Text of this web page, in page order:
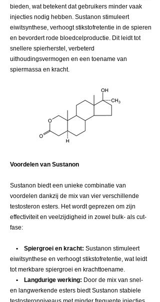
bieden, wat betekent dat gebruikers minder vaak
injecties nodig hebben. Sustanon stimuleert
eiwitsynthese, verhoogt stikstofretentie in de spieren
en bevordert rode bloedcelproductie. Dit leidt tot
snellere spierherstel, verbeterd
uithoudingsvermogen en een toename van
spiermassa en kracht.
Voordelen van Sustanon
Sustanon biedt een unieke combinatie van
voordelen dankzij de mix van vier verschillende
testosteron esters. Het wordt geprezen om zijn
effectiviteit en veelzijdigheid in zowel bulk- als cut-
fase:
• Spiergroei en kracht: Sustanon stimuleert
eiwitsynthese en verhoogt stikstofretentie, wat leidt
tot merkbare spiergroei en krachttoename.
• Langdurige werking: Door de mix van snel-
en langwerkende esters biedt Sustanon stabiele